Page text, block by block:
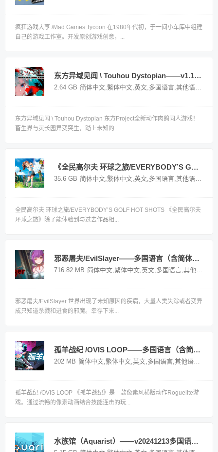
疯狂游戏大亨 /Mad Games Tycoon 在1980年代初，于一间小车库中组建
自己的游戏工作室。开发原创游戏创意，...
东方异域见闻 \ Touhou Dystopian——v1.10.0多国语言（含简体中文）免安装解压即玩版
2.64 GB 简体中文,繁体中文,英文,多国语言,其他语言
东方异域见闻 \ Touhou Dystopian 东方Project全新动作肉鸽同人游戏！
畜生界与灵长园异变突生，踏上未知的...
《全民高尔夫 环球之旅/EVERYBODY’S GOLF HOT SHOTS》——v1.0.8多国语言（含简体中文）免安装解压即玩版
35.6 GB 简体中文,繁体中文,英文,多国语言,其他语言
全民高尔夫 环球之旅/EVERYBODY’S GOLF HOT SHOTS 《全民高尔夫
环球之旅》除了能体验到与过去作品相...
邪恶屠夫/EvilSlayer——多国语言（含简体中文）免安装解压即玩版
716.82 MB 简体中文,繁体中文,英文,多国语言,其他语言
邪恶屠夫/EvilSlayer 世界出现了未知原因的疾病，大量人类失踪或者变异
成只知道杀戮和进食的邪魔。幸存下来...
孤羊战纪 /OVIS LOOP——多国语言（含简体中文）免安装解压即玩版
202 MB 简体中文,繁体中文,英文,多国语言,其他语言
孤羊战纪 /OVIS LOOP 《孤羊战纪》是一款像素风横版动作Roguelite游
戏。通过流畅的像素动画结合技能连击的玩...
水族馆（Aquarist）——v20241213多国语言（含简体中文）免安装解压即玩版